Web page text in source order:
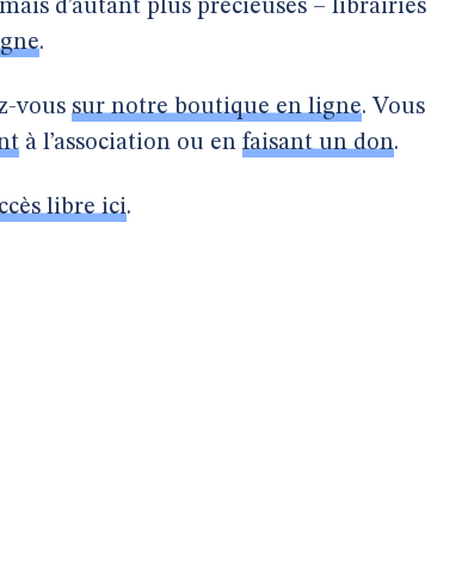
d’autant plus précieuses – librairies
.
vous sur notre boutique en ligne. Vous
à l’association ou en faisant un don.
libre ici.